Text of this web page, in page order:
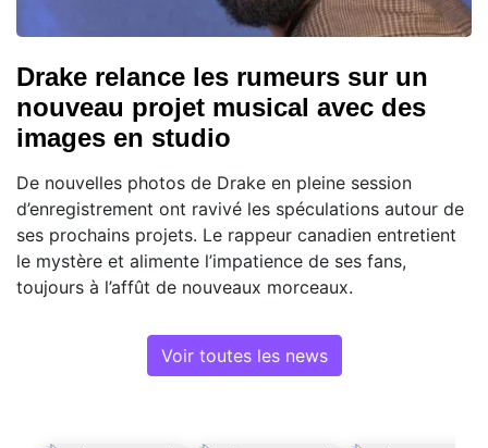
Drake relance les rumeurs sur un
nouveau projet musical avec des
images en studio
De nouvelles photos de Drake en pleine session
d’enregistrement ont ravivé les spéculations autour de
ses prochains projets. Le rappeur canadien entretient
le mystère et alimente l’impatience de ses fans,
toujours à l’affût de nouveaux morceaux.
Voir toutes les news